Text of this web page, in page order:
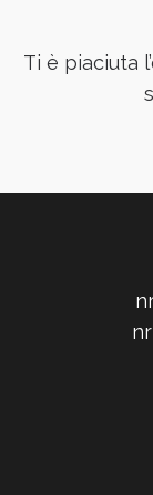
Ti è piaciuta